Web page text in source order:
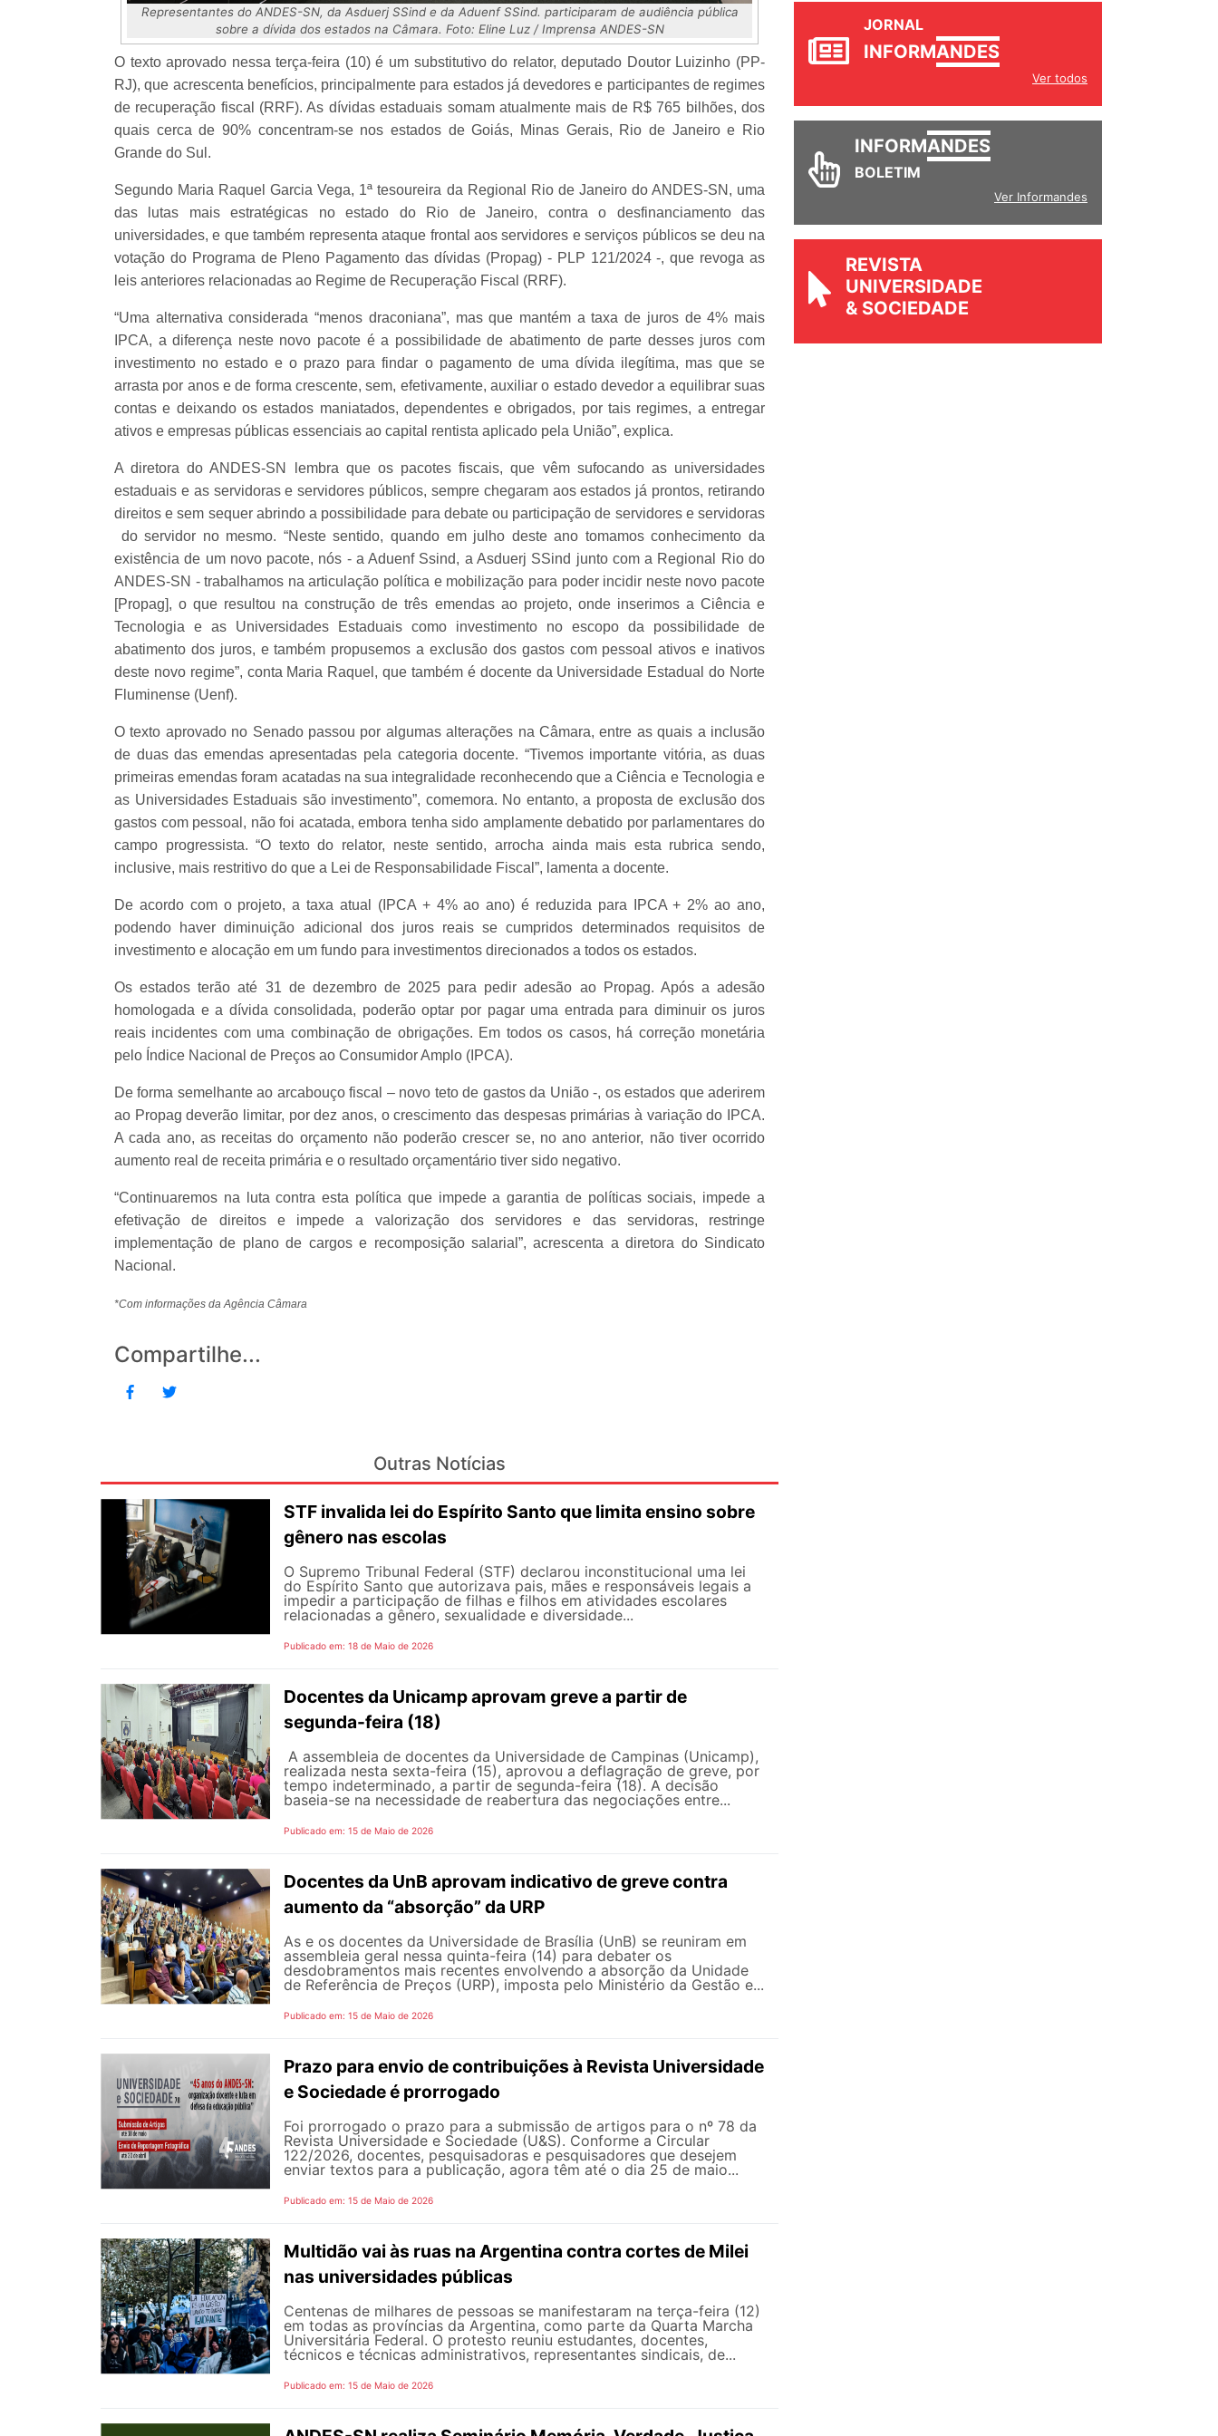
Representantes do ANDES-SN, da Asduerj SSind e da Aduenf SSind. participaram de audiência pública
sobre a dívida dos estados na Câmara. Foto: Eline Luz / Imprensa ANDES-SN
O texto aprovado nessa terça-feira (10) é um substitutivo do relator, deputado Doutor Luizinho (PP-
RJ), que acrescenta benefícios, principalmente para estados já devedores e participantes de regimes
de recuperação fiscal (RRF). As dívidas estaduais somam atualmente mais de R$ 765 bilhões, dos
quais cerca de 90% concentram-se nos estados de Goiás, Minas Gerais, Rio de Janeiro e Rio
Grande do Sul.
Segundo Maria Raquel Garcia Vega, 1ª tesoureira da Regional Rio de Janeiro do ANDES-SN, uma
das lutas mais estratégicas no estado do Rio de Janeiro, contra o desfinanciamento das
universidades, e que também representa ataque frontal aos servidores e serviços públicos se deu na
votação do Programa de Pleno Pagamento das dívidas (Propag) - PLP 121/2024 -, que revoga as
leis anteriores relacionadas ao Regime de Recuperação Fiscal (RRF).
“Uma alternativa considerada “menos draconiana”, mas que mantém a taxa de juros de 4% mais
IPCA, a diferença neste novo pacote é a possibilidade de abatimento de parte desses juros com
investimento no estado e o prazo para findar o pagamento de uma dívida ilegítima, mas que se
arrasta por anos e de forma crescente, sem, efetivamente, auxiliar o estado devedor a equilibrar suas
contas e deixando os estados maniatados, dependentes e obrigados, por tais regimes, a entregar
ativos e empresas públicas essenciais ao capital rentista aplicado pela União”, explica.
A diretora do ANDES-SN lembra que os pacotes fiscais, que vêm sufocando as universidades
estaduais e as servidoras e servidores públicos, sempre chegaram aos estados já prontos, retirando
direitos e sem sequer abrindo a possibilidade para debate ou participação de servidores e servidoras
do servidor no mesmo. “Neste sentido, quando em julho deste ano tomamos conhecimento da
existência de um novo pacote, nós - a Aduenf Ssind, a Asduerj SSind junto com a Regional Rio do
ANDES-SN - trabalhamos na articulação política e mobilização para poder incidir neste novo pacote
[Propag], o que resultou na construção de três emendas ao projeto, onde inserimos a Ciência e
Tecnologia e as Universidades Estaduais como investimento no escopo da possibilidade de
abatimento dos juros, e também propusemos a exclusão dos gastos com pessoal ativos e inativos
deste novo regime”, conta Maria Raquel, que também é docente da Universidade Estadual do Norte
Fluminense (Uenf).
O texto aprovado no Senado passou por algumas alterações na Câmara, entre as quais a inclusão
de duas das emendas apresentadas pela categoria docente. “Tivemos importante vitória, as duas
primeiras emendas foram acatadas na sua integralidade reconhecendo que a Ciência e Tecnologia e
as Universidades Estaduais são investimento”, comemora. No entanto, a proposta de exclusão dos
gastos com pessoal, não foi acatada, embora tenha sido amplamente debatido por parlamentares do
campo progressista. “O texto do relator, neste sentido, arrocha ainda mais esta rubrica sendo,
inclusive, mais restritivo do que a Lei de Responsabilidade Fiscal”, lamenta a docente.
De acordo com o projeto, a taxa atual (IPCA + 4% ao ano) é reduzida para IPCA + 2% ao ano,
podendo haver diminuição adicional dos juros reais se cumpridos determinados requisitos de
investimento e alocação em um fundo para investimentos direcionados a todos os estados.
Os estados terão até 31 de dezembro de 2025 para pedir adesão ao Propag. Após a adesão
homologada e a dívida consolidada, poderão optar por pagar uma entrada para diminuir os juros
reais incidentes com uma combinação de obrigações. Em todos os casos, há correção monetária
pelo Índice Nacional de Preços ao Consumidor Amplo (IPCA).
De forma semelhante ao arcabouço fiscal – novo teto de gastos da União -, os estados que aderirem
ao Propag deverão limitar, por dez anos, o crescimento das despesas primárias à variação do IPCA.
A cada ano, as receitas do orçamento não poderão crescer se, no ano anterior, não tiver ocorrido
aumento real de receita primária e o resultado orçamentário tiver sido negativo.
“Continuaremos na luta contra esta política que impede a garantia de políticas sociais, impede a
efetivação de direitos e impede a valorização dos servidores e das servidoras, restringe
implementação de plano de cargos e recomposição salarial”, acrescenta a diretora do Sindicato
Nacional.
*Com informações da Agência Câmara
Compartilhe...
Outras Notícias
STF invalida lei do Espírito Santo que limita ensino sobre
gênero nas escolas
O Supremo Tribunal Federal (STF) declarou inconstitucional uma lei
do Espírito Santo que autorizava pais, mães e responsáveis legais ​​a
impedir a participação de filhas e filhos em atividades escolares
relacionadas a gênero, sexualidade e diversidade...
Publicado em: 18 de Maio de 2026
Docentes da Unicamp aprovam greve a partir de
segunda-feira (18)
A assembleia de docentes da Universidade de Campinas (Unicamp),
realizada nesta sexta-feira (15), aprovou a deflagração de greve, por
tempo indeterminado, a partir de segunda-feira (18). A decisão
baseia-se na necessidade de reabertura das negociações entre...
Publicado em: 15 de Maio de 2026
Docentes da UnB aprovam indicativo de greve contra
aumento da “absorção” da URP
As e os docentes da Universidade de Brasília (UnB) se reuniram em
assembleia geral nessa quinta-feira (14) para debater os
desdobramentos mais recentes envolvendo a absorção da Unidade
de Referência de Preços (URP), imposta pelo Ministério da Gestão e...
Publicado em: 15 de Maio de 2026
Prazo para envio de contribuições à Revista Universidade
e Sociedade é prorrogado
Foi prorrogado o prazo para a submissão de artigos para o nº 78 da
Revista Universidade e Sociedade (U&S). Conforme a Circular
122/2026, docentes, pesquisadoras e pesquisadores que desejem
enviar textos para a publicação, agora têm até o dia 25 de maio...
Publicado em: 15 de Maio de 2026
Multidão vai às ruas na Argentina contra cortes de Milei
nas universidades públicas
Centenas de milhares de pessoas se manifestaram na terça-feira (12)
em todas as províncias da Argentina, como parte da Quarta Marcha
Universitária Federal. O protesto reuniu estudantes, docentes,
técnicos e técnicas administrativos, representantes sindicais, de...
Publicado em: 15 de Maio de 2026
JORNAL
Ver todos
INFORM
Ver Informandes
REVISTA
UNIVERSIDADE